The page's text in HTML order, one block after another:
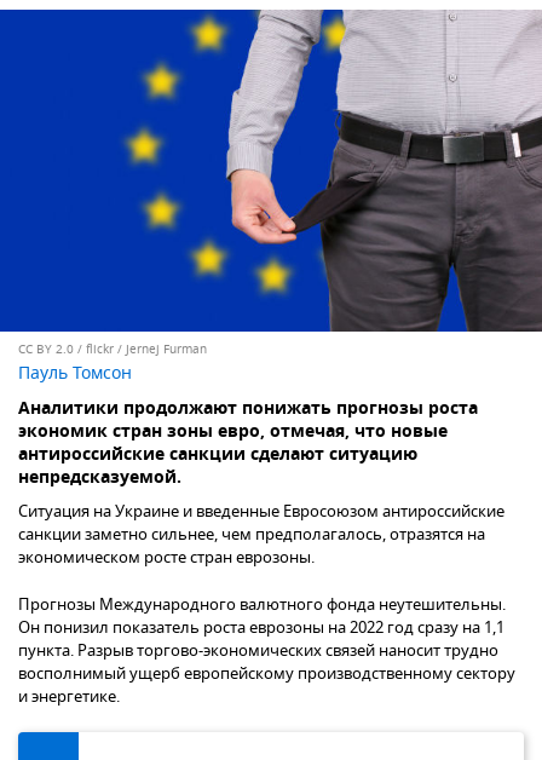
CC BY 2.0 / flickr / Jernej Furman
Пауль Томсон
Аналитики продолжают понижать прогнозы роста
экономик стран зоны евро, отмечая, что новые
антироссийские санкции сделают ситуацию
непредсказуемой.
Ситуация на Украине и введенные Евросоюзом антироссийские
санкции заметно сильнее, чем предполагалось, отразятся на
экономическом росте стран еврозоны.
Прогнозы Международного валютного фонда неутешительны.
Он понизил показатель роста еврозоны на 2022 год сразу на 1,1
пункта. Разрыв торгово-экономических связей наносит трудно
восполнимый ущерб европейскому производственному сектору
и энергетике.